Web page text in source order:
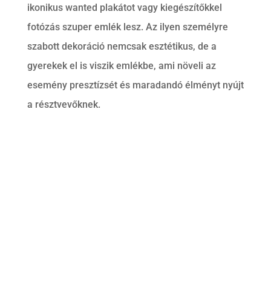
ikonikus wanted plakátot vagy kiegészítőkkel
fotózás szuper emlék lesz. Az ilyen személyre
szabott dekoráció nemcsak esztétikus, de a
gyerekek el is viszik emlékbe, ami növeli az
esemény presztízsét és maradandó élményt nyújt
a résztvevőknek.